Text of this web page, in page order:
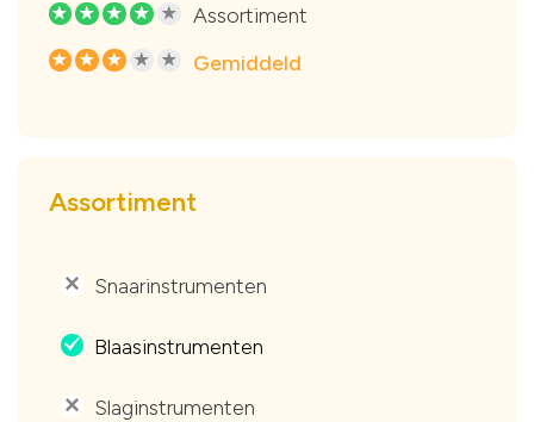
R R R R R Assortiment
R R R R R Gemiddeld
Assortiment
' Snaarinstrumenten
. Blaasinstrumenten
' Slaginstrumenten